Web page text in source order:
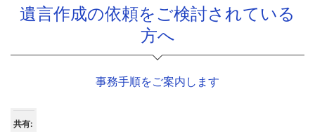
遺言作成の依頼をご検討されている
方へ
事務手順をご案内します
共有: